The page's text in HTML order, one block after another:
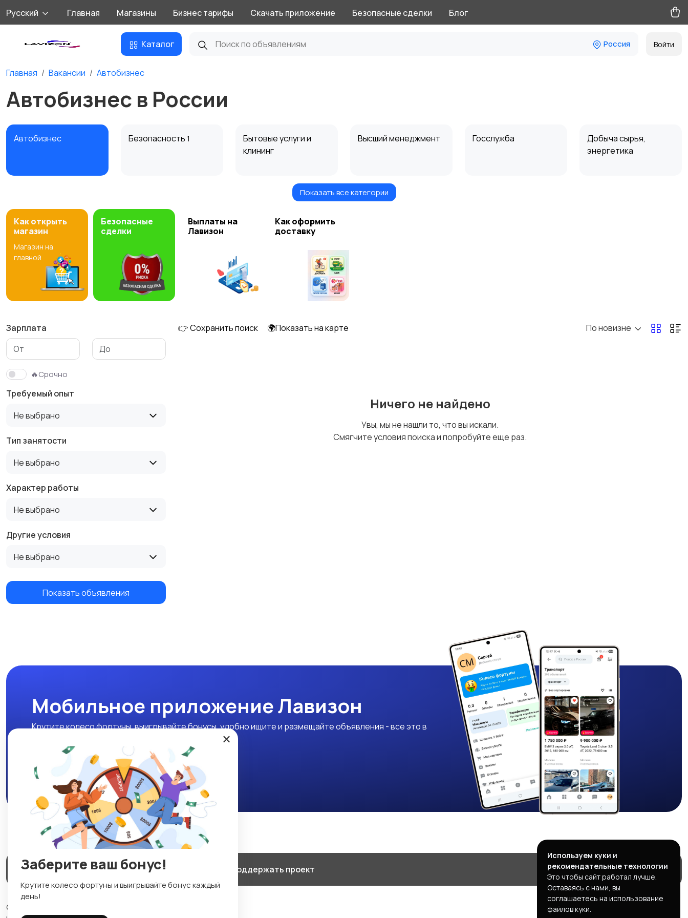
Русский Главная Магазины Бизнес тарифы Скачать приложение Безопасные сделки Блог
Каталог Россия Войти
Главная Вакансии Автобизнес
Автобизнес в России
Автобизнес Безопасность 1
Бытовые услуги и
клининг
Высший менеджмент Госслужба
Добыча сырья,
энергетика
Информационные
Искусство и
Медицина 1 Начало карьеры Образование и наука
ремонт
Туризм и гостиницы
Показать все категории
Как открыть
магазин
Магазин на
главной
Безопасные
сделки
Выплаты на
Лавизон
Как оформить
доставку
Зарплата
🔥Срочно
Требуемый опыт
Не выбрано
Тип занятости
Не выбрано
Характер работы
Не выбрано
Другие условия
Не выбрано
Показать объявления
👉 Сохранить поиск 🌍Показать на карте По новизне
Ничего не найдено
Увы, мы не нашли то, что вы искали.
Смягчите условия поиска и попробуйте еще раз.
Мобильное приложение Лавизон
Крутите колесо фортуны, выигрывайте бонусы, удобно ищите и размещайте объявления - все это в
Скачать APK
Магазины Блог О нас Служба поддержки ☕ Поддержать проект
© 2026 Lavizon
Используем куки и
рекомендательные технологии
Это чтобы сайт работал лучше.
Оставаясь с нами, вы
соглашаетесь на использование
файлов куки.
×
Заберите ваш бонус!
Крутите колесо фортуны и выигрывайте бонус каждый
день!